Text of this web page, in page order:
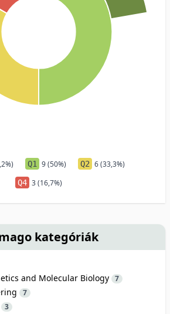
Q1 9 (50%) Q2 6 (33,3%)
Q4 3 (16,7%)
kategóriák
and Molecular Biology 7
7
3